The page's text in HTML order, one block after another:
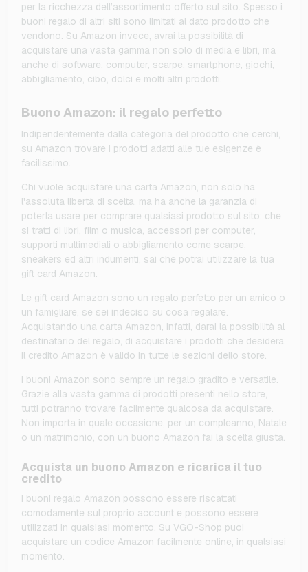
per la ricchezza dell’assortimento offerto sul sito. Spesso i
buoni regalo di altri siti sono limitati al dato prodotto che
vendono. Su Amazon invece, avrai la possibilità di
acquistare una vasta gamma non solo di media e libri, ma
anche di software, computer, scarpe, smartphone, giochi,
abbigliamento, cibo, dolci e molti altri prodotti.
Buono Amazon: il regalo perfetto
Indipendentemente dalla categoria del prodotto che cerchi,
su Amazon trovare i prodotti adatti alle tue esigenze è
facilissimo.
Chi vuole acquistare una carta Amazon, non solo ha
l'assoluta libertà di scelta, ma ha anche la garanzia di
poterla usare per comprare qualsiasi prodotto sul sito: che
si tratti di libri, film o musica, accessori per computer,
supporti multimediali o abbigliamento come scarpe,
sneakers ed altri indumenti, sai che potrai utilizzare la tua
gift card Amazon.
Le gift card Amazon sono un regalo perfetto per un amico o
un famigliare, se sei indeciso su cosa regalare.
Acquistando una carta Amazon, infatti, darai la possibilità al
destinatario del regalo, di acquistare i prodotti che desidera.
Il credito Amazon è valido in tutte le sezioni dello store.
I buoni Amazon sono sempre un regalo gradito e versatile.
Grazie alla vasta gamma di prodotti presenti nello store,
tutti potranno trovare facilmente qualcosa da acquistare.
Non importa in quale occasione, per un compleanno, Natale
o un matrimonio, con un buono Amazon fai la scelta giusta.
Acquista un buono Amazon e ricarica il tuo
credito
I buoni regalo Amazon possono essere riscattati
comodamente sul proprio account e possono essere
utilizzati in qualsiasi momento. Su VGO-Shop puoi
acquistare un codice Amazon facilmente online, in qualsiasi
momento.